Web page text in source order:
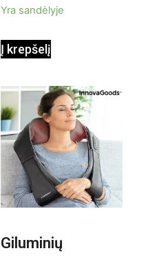
Yra sandėlyje
Į krepšelį
Giluminių